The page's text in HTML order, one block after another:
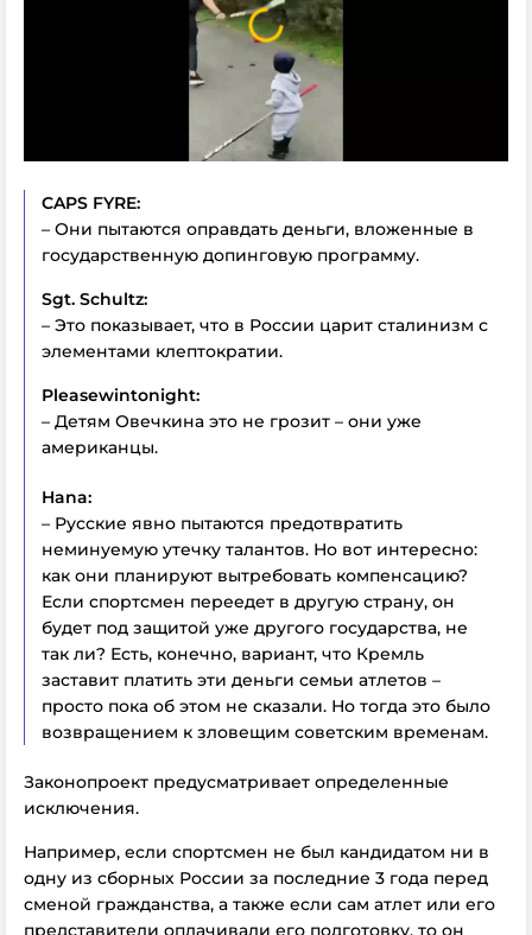
CAPS FYRE:
– Они пытаются оправдать деньги, вложенные в
государственную допинговую программу.
Sgt. Schultz:
– Это показывает, что в России царит сталинизм с
элементами клептократии.
Pleasewintonight:
– Детям Овечкина это не грозит – они уже
американцы.
Hana:
– Русские явно пытаются предотвратить
неминуемую утечку талантов. Но вот интересно:
как они планируют вытребовать компенсацию?
Если спортсмен переедет в другую страну, он
будет под защитой уже другого государства, не
так ли? Есть, конечно, вариант, что Кремль
заставит платить эти деньги семьи атлетов –
просто пока об этом не сказали. Но тогда это было
возвращением к зловещим советским временам.
Законопроект предусматривает определенные
исключения.
Например, если спортсмен не был кандидатом ни в
одну из сборных России за последние 3 года перед
сменой гражданства, а также если сам атлет или его
представители оплачивали его подготовку, то он